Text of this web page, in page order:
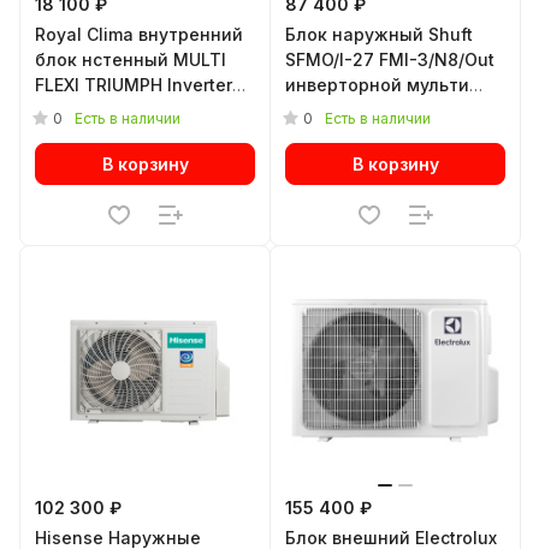
18 100 ₽
Royal Clima внутренний
блок нстенный MULTI
FLEXI TRIUMPH Inverter
Upgrade RCI-TMN12HN
0 Есть в наличии
В корзину
87 400 ₽
Блок наружный Shuft
SFMO/I-27 FMI-3/N8/Out
инверторной мульти
сплит-системы
0 Есть в наличии
В корзину
102 300 ₽
Hisense Наружные
155 400 ₽
Блок внешний Electrolux